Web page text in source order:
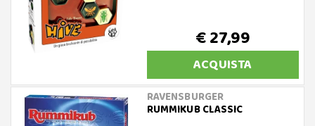
€ 27,99
ACQUISTA
RAVENSBURGER
RUMMIKUB CLASSIC